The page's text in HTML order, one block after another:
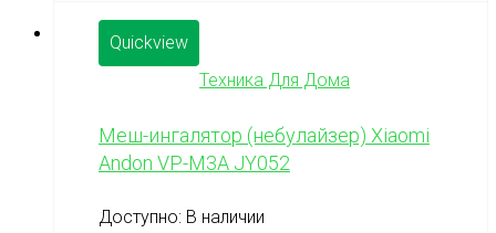
Quickview
Техника Для Дома
Меш-ингалятор (небулайзер) Xiaomi
Andon VP-M3A JY052
Доступно: В наличии